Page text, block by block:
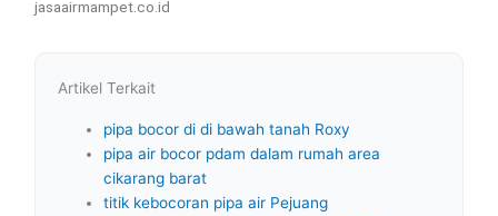
jasaairmampet.co.id
Artikel Terkait
pipa bocor di di bawah tanah Roxy
pipa air bocor pdam dalam rumah area
cikarang barat
titik kebocoran pipa air Pejuang